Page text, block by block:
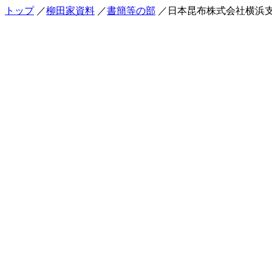
トップ ／柳田家資料 ／書簡等の部 ／日本昆布株式会社横浜